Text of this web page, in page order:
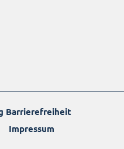
Barrierefreiheit
Impressum